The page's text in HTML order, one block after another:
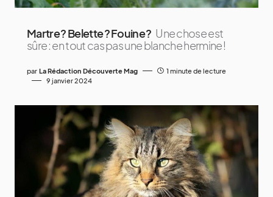
Martre ? Belette ? Fouine ? Une chose est
sûre : en tout cas pas une blanche hermine !
par La Rédaction Découverte Mag
1 minute de lecture
9 janvier 2024